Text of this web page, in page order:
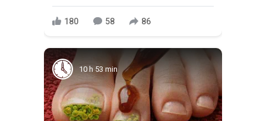
180 58 86
10 h 53 min